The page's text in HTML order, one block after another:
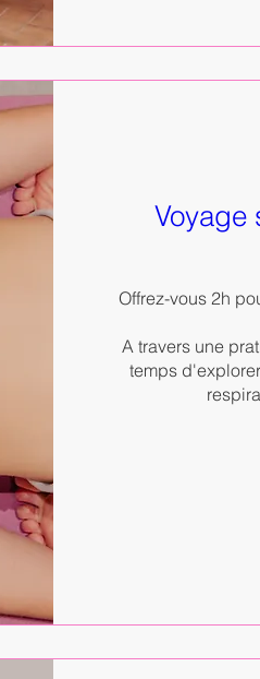
Voyage
Offrez-vous 2h
A travers une
temps